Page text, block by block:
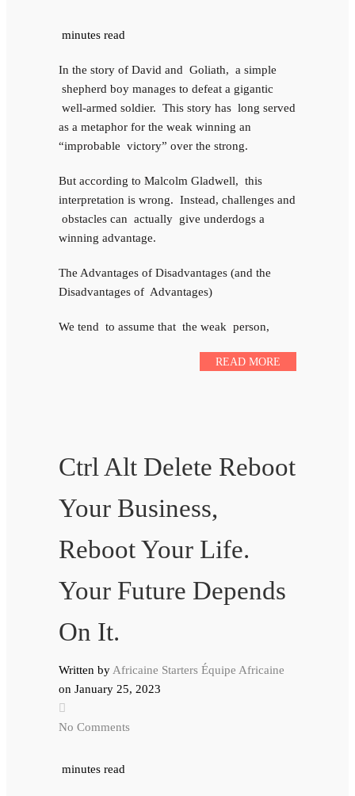
minutes read
In the story of David and Goliath, a simple
shepherd boy manages to defeat a gigantic
well-armed soldier. This story has long served
as a metaphor for the weak winning an
“improbable victory” over the strong.
But according to Malcolm Gladwell, this
interpretation is wrong. Instead, challenges and
obstacles can actually give underdogs a
winning advantage.
The Advantages of Disadvantages (and the
Disadvantages of Advantages)
We tend to assume that the weak person,
READ MORE
Ctrl Alt Delete Reboot
Your Business,
Reboot Your Life.
Your Future Depends
On It.
Written by Africaine Starters Équipe Africaine
on January 25, 2023
No Comments
minutes read